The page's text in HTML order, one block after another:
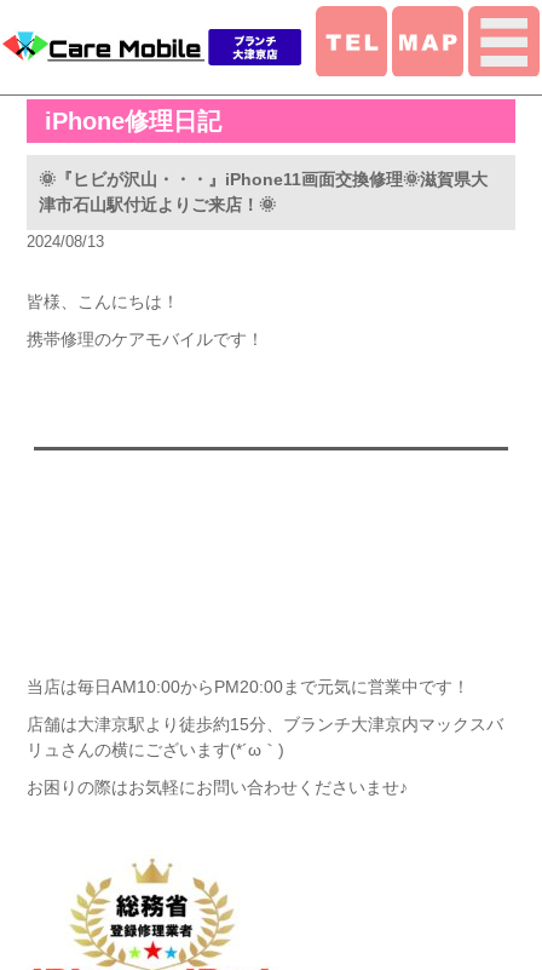
iPhone修理日記
🌞『ヒビが沢山・・・』iPhone11画面交換修理🌞滋賀県大
津市石山駅付近よりご来店！🌞
2024/08/13
皆様、こんにちは！
携帯修理のケアモバイルです！
当店は毎日AM10:00からPM20:00まで元気に営業中です！
店舗は大津京駅より徒歩約15分、ブランチ大津京内マックスバ
リュさんの横にございます(*´ω｀)
お困りの際はお気軽にお問い合わせくださいませ♪